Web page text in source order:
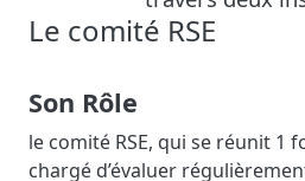
Le comité RSE
Son Rôle
le comité RSE, qui se réunit 1
chargé d’évaluer